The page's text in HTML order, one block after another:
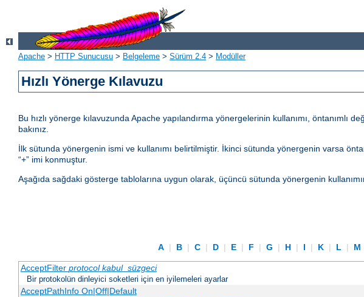
Apache > HTTP Sunucusu > Belgeleme > Sürüm 2.4 > Modüller
Hızlı Yönerge Kılavuzu
Bu hızlı yönerge kılavuzunda Apache yapılandırma yönergelerinin kullanımı, öntanımlı
bakınız.
İlk sütunda yönergenin ismi ve kullanımı belirtilmiştir. İkinci sütunda yönergenin varsa
“+” imi konmuştur.
Aşağıda sağdaki gösterge tablolarına uygun olarak, üçüncü sütunda yönergenin
A | B | C | D | E | F | G | H | I | K | L | M
AcceptFilter protocol kabul_süzgeci
Bir protokolün dinleyici soketleri için en iyilemeleri ayarlar
AcceptPathInfo On|Off|Default